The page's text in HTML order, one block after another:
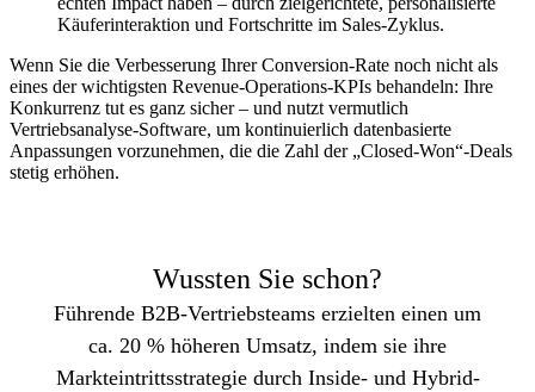
Käuferinteraktion und Fortschritte im Sales-Zyklus.
Wenn Sie die Verbesserung Ihrer Conversion-Rate noch nicht als
eines der wichtigsten Revenue-Operations-KPIs behandeln: Ihre
Konkurrenz tut es ganz sicher – und nutzt vermutlich
Vertriebsanalyse-Software, um kontinuierlich datenbasierte
Anpassungen vorzunehmen, die die Zahl der „Closed-Won“-Deals
stetig erhöhen.
Wussten Sie schon?
Führende B2B-Vertriebsteams erzielten einen um
ca. 20 % höheren Umsatz, indem sie ihre
Markteintrittsstrategie durch Inside- und Hybrid-